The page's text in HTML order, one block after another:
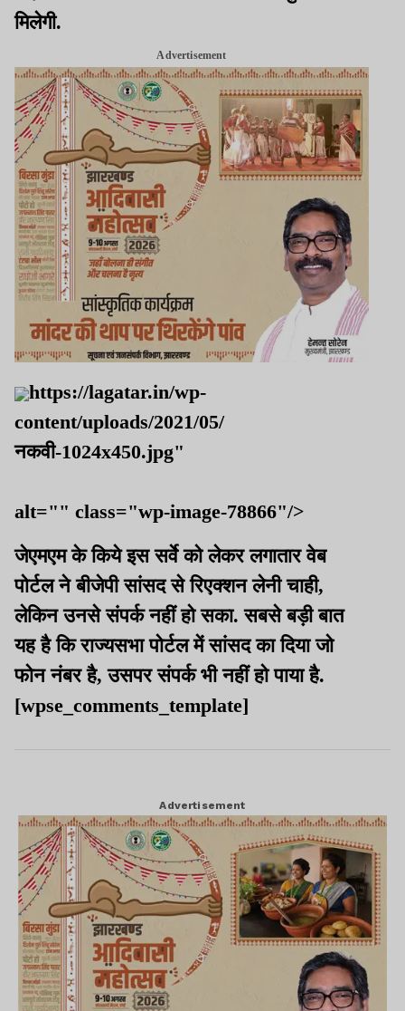
मिलेगी.
Advertisement
https://lagatar.in/wp-
content/uploads/2021/05/
नकवी-1024x450.jpg"
alt="" class="wp-image-78866"/>
जेएमएम के किये इस सर्वे को लेकर लगातार वेब
पोर्टल ने बीजेपी सांसद से रिएक्शन लेनी चाही,
लेकिन उनसे संपर्क नहीं हो सका. सबसे बड़ी बात
यह है कि राज्यसभा पोर्टल में सांसद का दिया जो
फोन नंबर है, उसपर संपर्क भी नहीं हो पाया है.
[wpse_comments_template]
Advertisement